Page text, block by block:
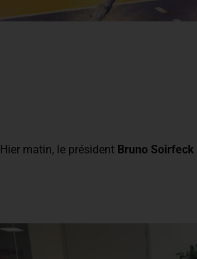
Hier matin, le président Bruno Soirfeck